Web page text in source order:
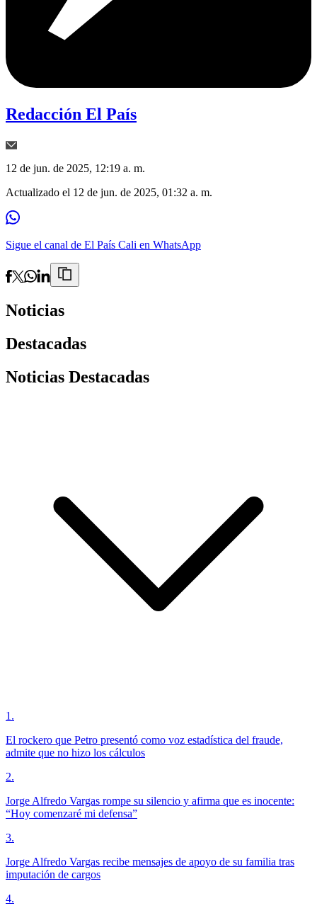
Redacción El País
12 de jun. de 2025, 12:19 a. m.
Actualizado el 12 de jun. de 2025, 01:32 a. m.
Sigue el canal de El País Cali en WhatsApp
Noticias
Destacadas
Noticias Destacadas
1 .
El rockero que Petro presentó como voz estadística del fraude,
admite que no hizo los cálculos
2.
Jorge Alfredo Vargas rompe su silencio y afirma que es inocente:
“Hoy comenzaré mi defensa”
3.
Jorge Alfredo Vargas recibe mensajes de apoyo de su familia tras
imputación de cargos
4.